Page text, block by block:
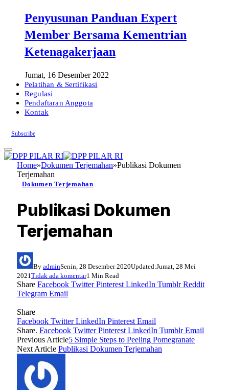
Penyusunan Panduan Expert
Member Bersama Kementrian
Ketenagakerjaan
Jumat, 16 Desember 2022
Pelatihan & Sertifikasi
Regulasi
Pendaftaran Anggota
Kontak
Subscribe
Home»Dokumen Terjemahan»Publikasi Dokumen
Terjemahan
Dokumen Terjemahan
Publikasi Dokumen
Terjemahan
By adminSenin, 28 Desember 2020Updated:Jumat, 28 Mei
2021Tidak ada komentar1 Min Read
Share Facebook Twitter Pinterest LinkedIn Tumblr Reddit
Telegram Email
Share
Facebook Twitter LinkedIn Pinterest Email
Share. Facebook Twitter Pinterest LinkedIn Tumblr Email
Previous Article5 Simple Steps to Peeling Pomegranate
Next Article Publikasi Dokumen Terjemahan